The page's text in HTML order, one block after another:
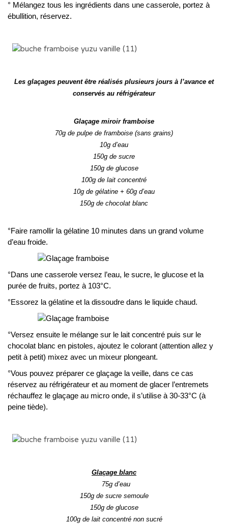
° Mélangez tous les ingrédients dans une casserole, portez à
ébullition, réservez.
Les glaçages peuvent être réalisés plusieurs jours à l’avance et
conservés au réfrigérateur
Glaçage miroir framboise
70g de pulpe de framboise (sans grains)
10g d’eau
150g de sucre
150g de glucose
100g de lait concentré
10g de gélatine + 60g d’eau
150g de chocolat blanc
°Faire ramollir la gélatine 10 minutes dans un grand volume
d’eau froide.
°Dans une casserole versez l’eau, le sucre, le glucose et la
purée de fruits, portez à 103°C.
°Essorez la gélatine et la dissoudre dans le liquide chaud.
°Versez ensuite le mélange sur le lait concentré puis sur le
chocolat blanc en pistoles, ajoutez le colorant (attention allez y
petit à petit) mixez avec un mixeur plongeant.
°Vous pouvez préparer ce glaçage la veille, dans ce cas
réservez au réfrigérateur et au moment de glacer l’entremets
réchauffez le glaçage au micro onde, il s’utilise à 30-33°C (à
peine tiède).
Glaçage blanc
75g d’eau
150g de sucre semoule
150g de glucose
100g de lait concentré non sucré